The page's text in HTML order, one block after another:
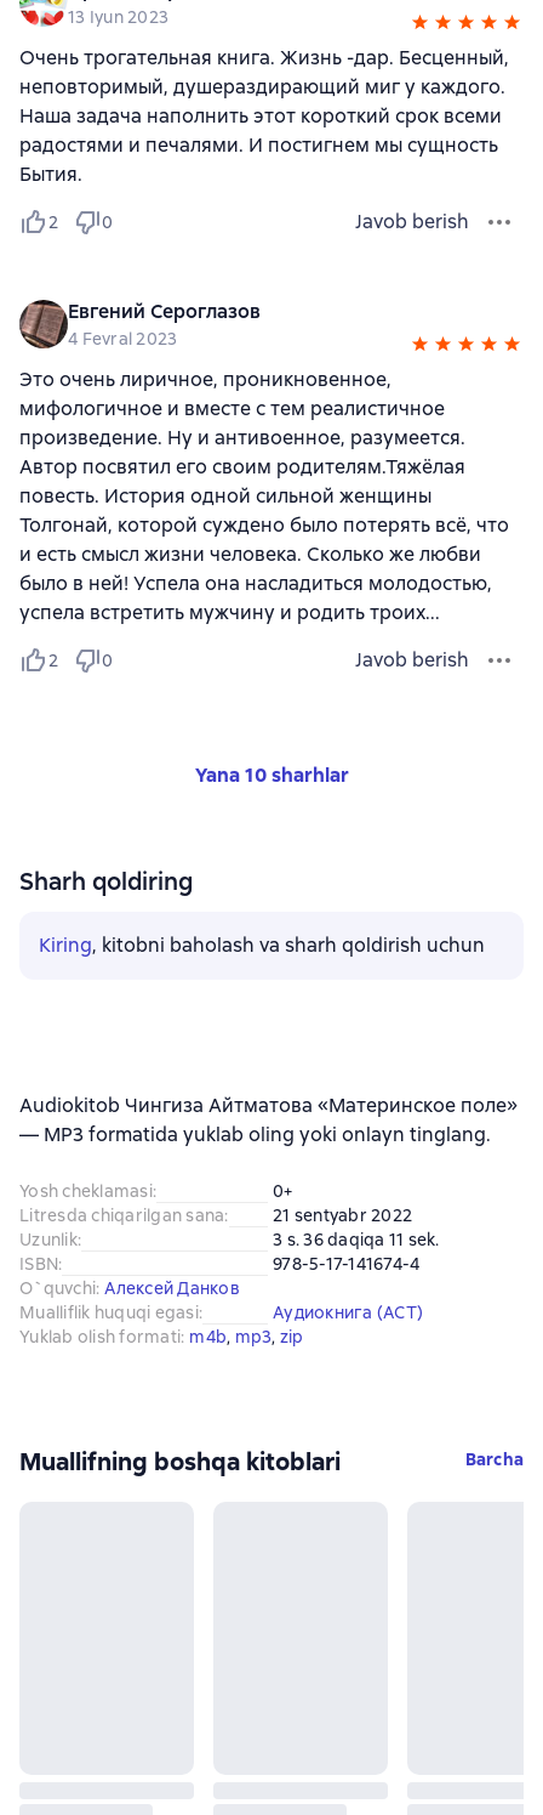
13 Iyun 2023
Очень трогательная книга. Жизнь -дар. Бесценный,
неповторимый, душераздирающий миг у каждого.
Наша задача наполнить этот короткий срок всеми
радостями и печалями. И постигнем мы сущность
Бытия.
2 0 Javob berish
Евгений Сероглазов
4 Fevral 2023
Это очень лиричное, проникновенное,
мифологичное и вместе с тем реалистичное
произведение. Ну и антивоенное, разумеется.
Автор посвятил его своим родителям.Тяжёлая
повесть. История одной сильной женщины
Толгонай, которой суждено было потерять всё, что
и есть смысл жизни человека. Сколько же любви
было в ней! Успела она насладиться молодостью,
успела встретить мужчину и родить троих...
2 0 Javob berish
Yana 10 sharhlar
Sharh qoldiring
Kiring, kitobni baholash va sharh qoldirish uchun
Audiokitob Чингиза Айтматова «Материнское поле»
— MP3 formatida yuklab oling yoki onlayn tinglang.
Yosh cheklamasi:
0+
Litresda chiqarilgan sana:
21 sentyabr 2022
Uzunlik:
3 s. 36 daqiqa 11 sek.
ISBN:
978-5-17-141674-4
O`quvchi: Алексей Данков
Mualliflik huquqi egasi:
Аудиокнига (АСТ)
Yuklab olish formati: m4b, mp3, zip
Muallifning boshqa kitoblari Barcha